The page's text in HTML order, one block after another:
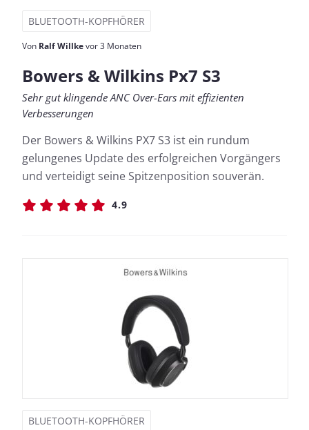
BLUETOOTH-KOPFHÖRER
Von Ralf Willkevor 3 Monaten
Bowers & Wilkins Px7 S3
Sehr gut klingende ANC Over-Ears mit effizienten
Verbesserungen
Der Bowers & Wilkins PX7 S3 ist ein rundum
gelungenes Update des erfolgreichen Vorgängers
und verteidigt seine Spitzenposition souverän.
4.9
BLUETOOTH-KOPFHÖRER